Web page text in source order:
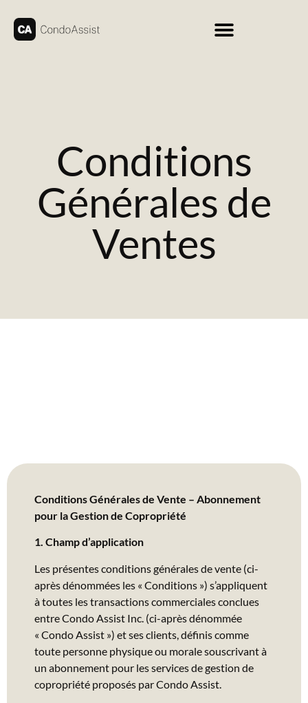
Conditions
Générales de
Ventes
Conditions Générales de Vente – Abonnement
pour la Gestion de Copropriété
1. Champ d’application
Les présentes conditions générales de vente (ci-
après dénommées les « Conditions ») s’appliquent
à toutes les transactions commerciales conclues
entre Condo Assist Inc. (ci-après dénommée
« Condo Assist ») et ses clients, définis comme
toute personne physique ou morale souscrivant à
un abonnement pour les services de gestion de
copropriété proposés par Condo Assist.